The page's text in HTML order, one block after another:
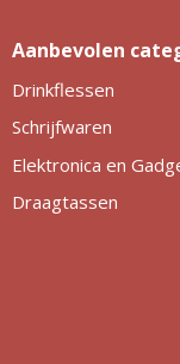
Aanbevolen
Drinkflessen
Schrijfwaren
Elektronica en
Draagtassen